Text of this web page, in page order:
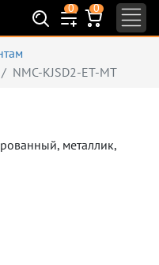
0 0
NMC-KJSD2-ET-MT
металлик,